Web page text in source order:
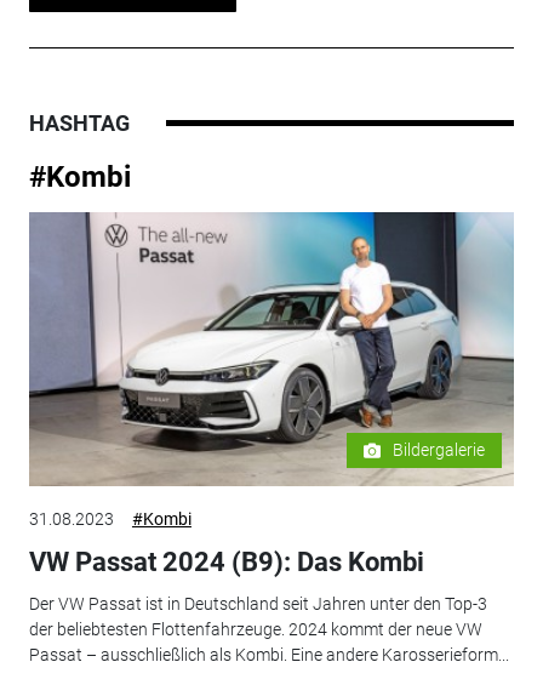
HASHTAG
#Kombi
Bildergalerie
31.08.2023 #Kombi
VW Passat 2024 (B9): Das Kombi
Der VW Passat ist in Deutschland seit Jahren unter den Top-3
der beliebtesten Flottenfahrzeuge. 2024 kommt der neue VW
Passat – ausschließlich als Kombi. Eine andere Karosserieform...